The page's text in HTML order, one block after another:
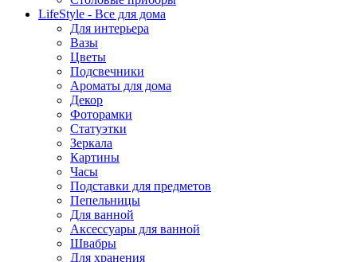
LifeStyle - Все для дома
Для интерьера
Вазы
Цветы
Подсвечники
Ароматы для дома
Декор
Фоторамки
Статуэтки
Зеркала
Картины
Часы
Подставки для предметов
Пепельницы
Для ванной
Аксессуары для ванной
Швабры
Для хранения